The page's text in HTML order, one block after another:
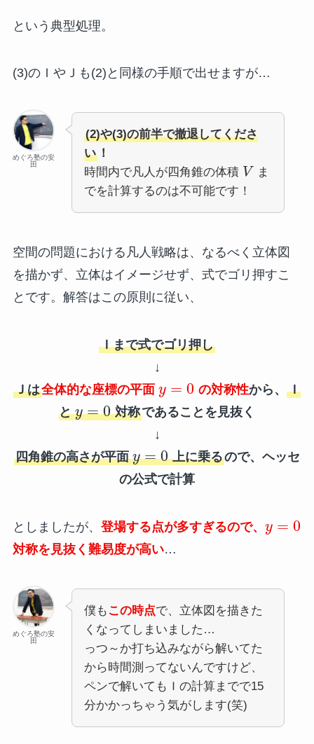
という典型処理。
(3)のＩやＪも(2)と同様の手順で出せますが…
めぐろ塾の安
田
(2)や(3)の前半で撤退してくださ
い！
時間内で凡人が四角錐の体積 V
ま
でを計算するのは不可能です！
空間の問題における凡人戦略は、なるべく立体図
を描かず、立体はイメージせず、式でゴリ押すこ
とです。解答はこの原則に従い、
Ｉまで式でゴリ押し
↓
Ｊは全体的な座標の平面y = 0 の対称性から、 Ｉ
とy = 0対称であることを見抜く
↓
四角錐の高さが平面y = 0上に乗るので、ヘッセ
の公式で計算
としましたが、 登場する点が多すぎるので、 y = 0
対称を見抜く難易度が高い…
めぐろ塾の安
田
僕も この時点で、立体図を描きた
くなってしまいました…
っつ～か打ち込みながら解いてた
から時間測ってないんですけど、
ペンで解いてもＩの計算までで15
分かかっちゃう気がします(笑)